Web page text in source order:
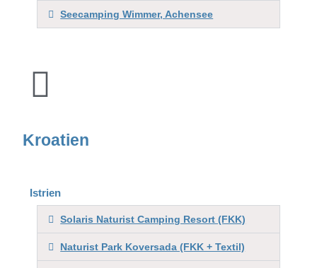
Seecamping Wimmer, Achensee
Kroatien
Istrien
Solaris Naturist Camping Resort (FKK)
Naturist Park Koversada (FKK + Textil)